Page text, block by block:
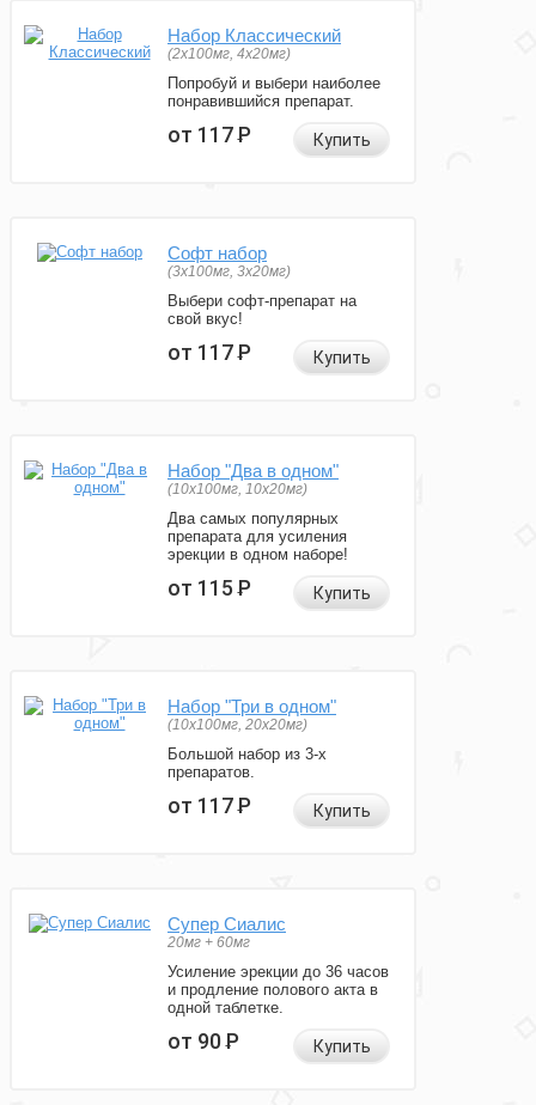
Набор Классический
(2x100мг, 4x20мг)
Попробуй и выбери наиболее
понравившийся препарат.
от 117Р Купить
Софт набор
(3x100мг, 3x20мг)
Выбери софт-препарат на
свой вкус!
от 117Р Купить
Набор "Два в одном"
(10x100мг, 10x20мг)
Два самых популярных
препарата для усиления
эрекции в одном наборе!
от 115Р Купить
Набор "Три в одном"
(10x100мг, 20x20мг)
Большой набор из 3-х
препаратов.
от 117Р Купить
Супер Сиалис
20мг + 60мг
Усиление эрекции до 36 часов
и продление полового акта в
одной таблетке.
от 90Р Купить